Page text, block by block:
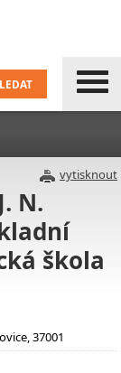
vytisknout
N.
škola
37001